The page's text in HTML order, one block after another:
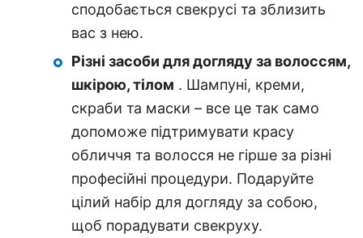
сподобається свекрусі та зблизить
вас з нею.
Різні засоби для догляду за волоссям,
шкірою, тілом . Шампуні, креми,
скраби та маски – все це так само
допоможе підтримувати красу
обличчя та волосся не гірше за різні
професійні процедури. Подаруйте
цілий набір для догляду за собою,
щоб порадувати свекруху.